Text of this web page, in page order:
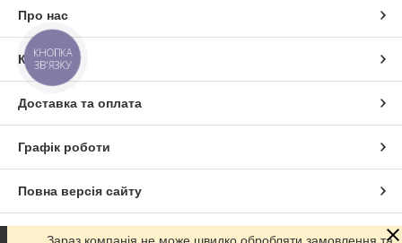
Про нас
Контакти
Доставка та оплата
Графік роботи
Повна версія сайту
Сайт створено на маркетплейсіProm.ua
КНОПКА
ЗВ'ЯЗКУ